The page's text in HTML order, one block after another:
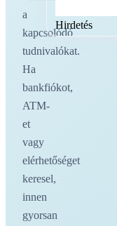
a
kapcsolódó
tudnivalókat.
Ha
bankfiókot,
ATM-
et
vagy
elérhetőséget
keresel,
innen
gyorsan
Hirdetés